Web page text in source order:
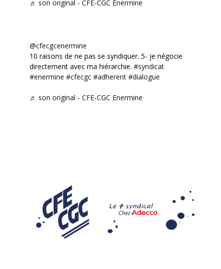
♬ son original - CFE-CGC Enermine
@cfecgcenermine
10 raisons de ne pas se syndiquer. 5- je négocie
directement avec ma hiérarchie. #syndicat
#enermine #cfecgc #adherent #dialogue
♬ son original - CFE-CGC Enermine